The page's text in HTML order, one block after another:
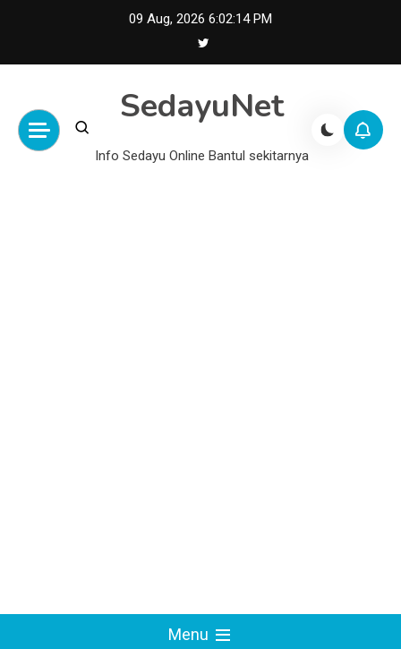
09 Aug, 2026 6:02:15 PM
SedayuNet
Info Sedayu Online Bantul sekitarnya
Menu